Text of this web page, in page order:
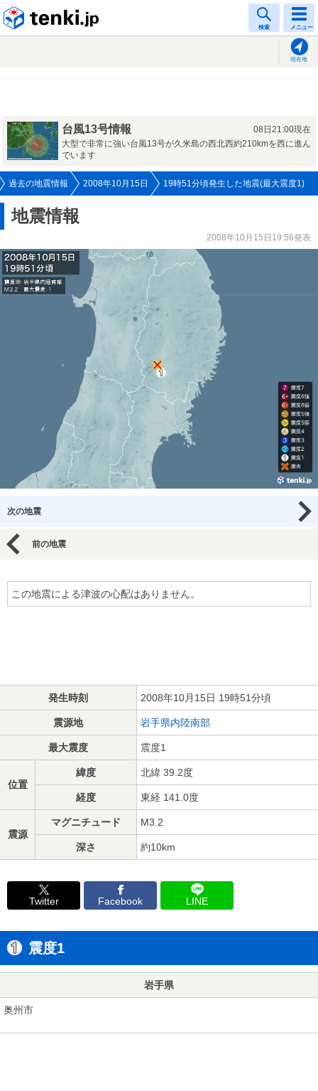
検索 メニュー
現在地
台風13号情報
08日21:00現在
大型で非常に強い台風13号が久米島の西北西約210kmを西に進ん
でいます
過去の地震情報 2008年10月15日 19時51分頃発生した地震(最大震度1)
地震情報
2008年10月15日19:56発表
次の地震
前の地震
この地震による津波の心配はありません。
発生時刻 2008年10月15日 19時51分頃
震源地 岩手県内陸南部
最大震度 震度1
位置
緯度 北緯 39.2度
経度 東経 141.0度
震源
マグニチュード M3.2
深さ 約10km
Twitter Facebook LINE
震度1
岩手県
奥州市